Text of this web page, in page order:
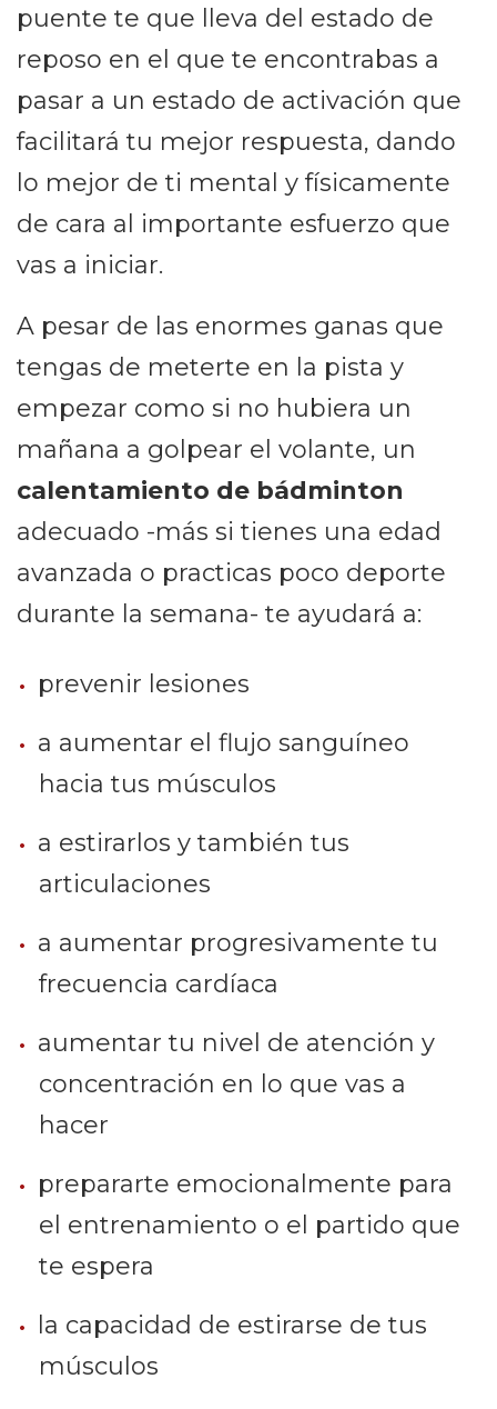
puente te que lleva del estado de
reposo en el que te encontrabas a
pasar a un estado de activación que
facilitará tu mejor respuesta, dando
lo mejor de ti mental y físicamente
de cara al importante esfuerzo que
vas a iniciar.
A pesar de las enormes ganas que
tengas de meterte en la pista y
empezar como si no hubiera un
mañana a golpear el volante, un
calentamiento de bádminton
adecuado -más si tienes una edad
avanzada o practicas poco deporte
durante la semana- te ayudará a:
prevenir lesiones
a aumentar el flujo sanguíneo
hacia tus músculos
a estirarlos y también tus
articulaciones
a aumentar progresivamente tu
frecuencia cardíaca
aumentar tu nivel de atención y
concentración en lo que vas a
hacer
prepararte emocionalmente para
el entrenamiento o el partido que
te espera
la capacidad de estirarse de tus
músculos